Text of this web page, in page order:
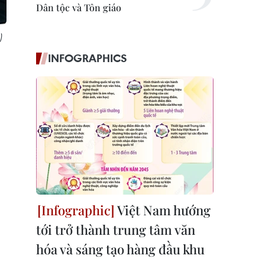
Dân tộc và Tôn giáo
INFOGRAPHICS
Việt Nam hướng
tới trở thành trung tâm văn
hóa và sáng tạo hàng đầu khu